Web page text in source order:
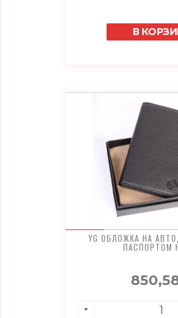
В
YG ОБЛОЖКА НА
ПАСПОРТОМ